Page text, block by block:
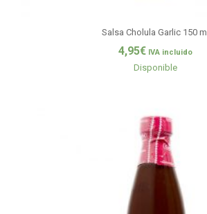
Salsa Cholula Garlic 150 ml
4,95€ IVA incluido
Disponible